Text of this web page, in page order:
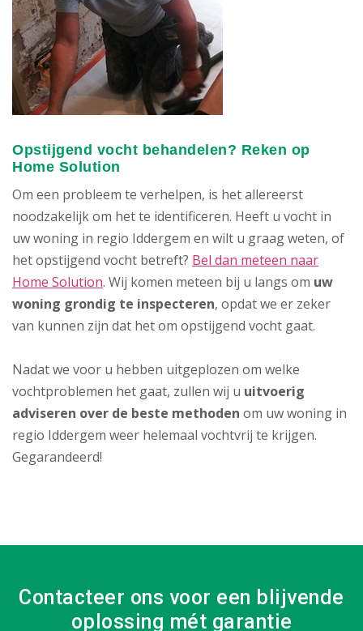
Opstijgend vocht behandelen? Reken op
Home Solution
Om een probleem te verhelpen, is het allereerst
noodzakelijk om het te identificeren. Heeft u vocht in
uw woning in regio Iddergem en wilt u graag weten, of
het opstijgend vocht betreft? Bel dan meteen naar
Home Solution. Wij komen meteen bij u langs om uw
woning grondig te inspecteren, opdat we er zeker
van kunnen zijn dat het om opstijgend vocht gaat.
Nadat we voor u hebben uitgeplozen om welke
vochtproblemen het gaat, zullen wij u uitvoerig
adviseren over de beste methoden om uw woning in
regio Iddergem weer helemaal vochtvrij te krijgen.
Gegarandeerd!
Contacteer ons voor een blijvende
oplossing mét garantie